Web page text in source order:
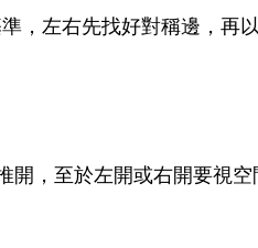
，左右先找好對稱邊，再
開，至於左開或右開要視